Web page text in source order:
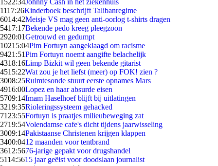
1522:34Johnny Cash in het ziekenhuis
1117:26Kinderboek beschrijft Talibanregime
6014:42Meisje VS mag geen anti-oorlog t-shirts dragen
5417:17Bekende pedo kreeg pleegzoon
2920:01Getrouwd en gedumpt
10215:04Pim Fortuyn aangeklaagd om racisme
9421:51Pim Fortuyn noemt aangifte belachelijk
4318:16Limp Bizkit wil geen bekende gitarist
4515:22Wat zou je het liefst (meer) op FOK! zien ?
3008:25Ruimtesonde stuurt eerste opnames Mars
4916:00Lopez en haar absurde eisen
5709:14Imam Haselhoef blijft bij uitlatingen
3219:35Rioleringssysteem gehacked
71 23:55Fortuyn is praatjes milieubeweging zat
2719:54Volendamse cafe's dicht tijdens jaarwisseling
3009:14Pakistaanse Christenen krijgen klappen
3400:0412 maanden voor tentbrand
3612:5676-jarige gepakt voor drugshandel
5114:5615 jaar geëist voor doodslaan journalist